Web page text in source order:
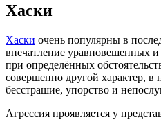
Хаски
Хаски очень популярны в
впечатление уравновешенных
при определённых
совершенно другой характер, в
бесстрашие, упорство и
Агрессия проявляется у